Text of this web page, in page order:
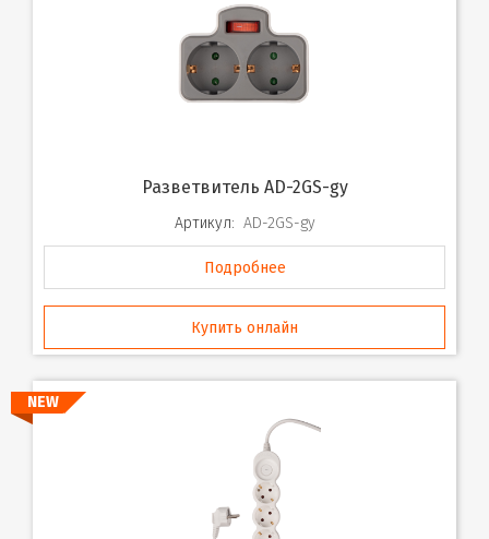
Разветвитель AD-2GS-gy
Артикул: AD-2GS-gy
Подробнее
Купить онлайн
NEW